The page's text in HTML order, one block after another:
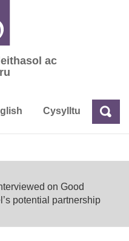
ac
ac
Cysylltu Chwilio
on Good
potential partnership